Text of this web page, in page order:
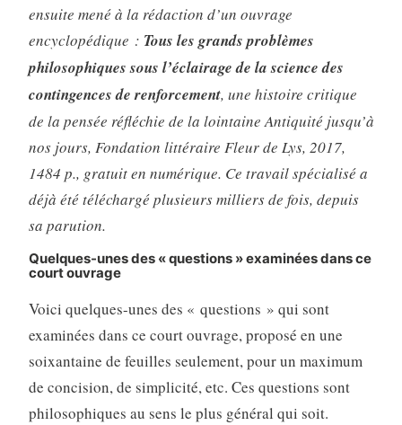
ensuite mené à la rédaction d’un ouvrage
encyclopédique : Tous les grands problèmes
philosophiques sous l’éclairage de la science des
contingences de renforcement, une histoire critique
de la pensée réfléchie de la lointaine Antiquité jusqu’à
nos jours, Fondation littéraire Fleur de Lys, 2017,
1484 p., gratuit en numérique. Ce travail spécialisé a
déjà été téléchargé plusieurs milliers de fois, depuis
sa parution.
Quelques-unes des « questions » examinées dans ce
court ouvrage
Voici quelques-unes des « questions » qui sont
examinées dans ce court ouvrage, proposé en une
soixantaine de feuilles seulement, pour un maximum
de concision, de simplicité, etc. Ces questions sont
philosophiques au sens le plus général qui soit.